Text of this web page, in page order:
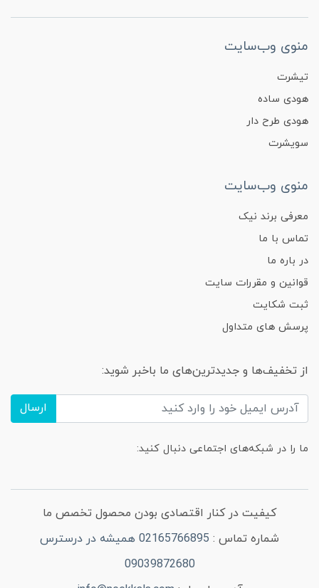
منوی وب‌سایت
تیشرت
هودی ساده
هودی طرح دار
سویشرت
منوی وب‌سایت
معرفی برند نیک
تماس با ما
در باره ما
قوانین و مقررات سایت
ثبت شکایت
پرسش های متداول
از تخفیف‌ها و جدیدترین‌های ما باخبر شوید:
ارسال
ما را در شبکه‌های اجتماعی دنبال کنید:
کیفیت در کنار اقتصادی بودن محصول تخصص ما
شماره تماس :
02165766895 همیشه در درسترس
09039872680